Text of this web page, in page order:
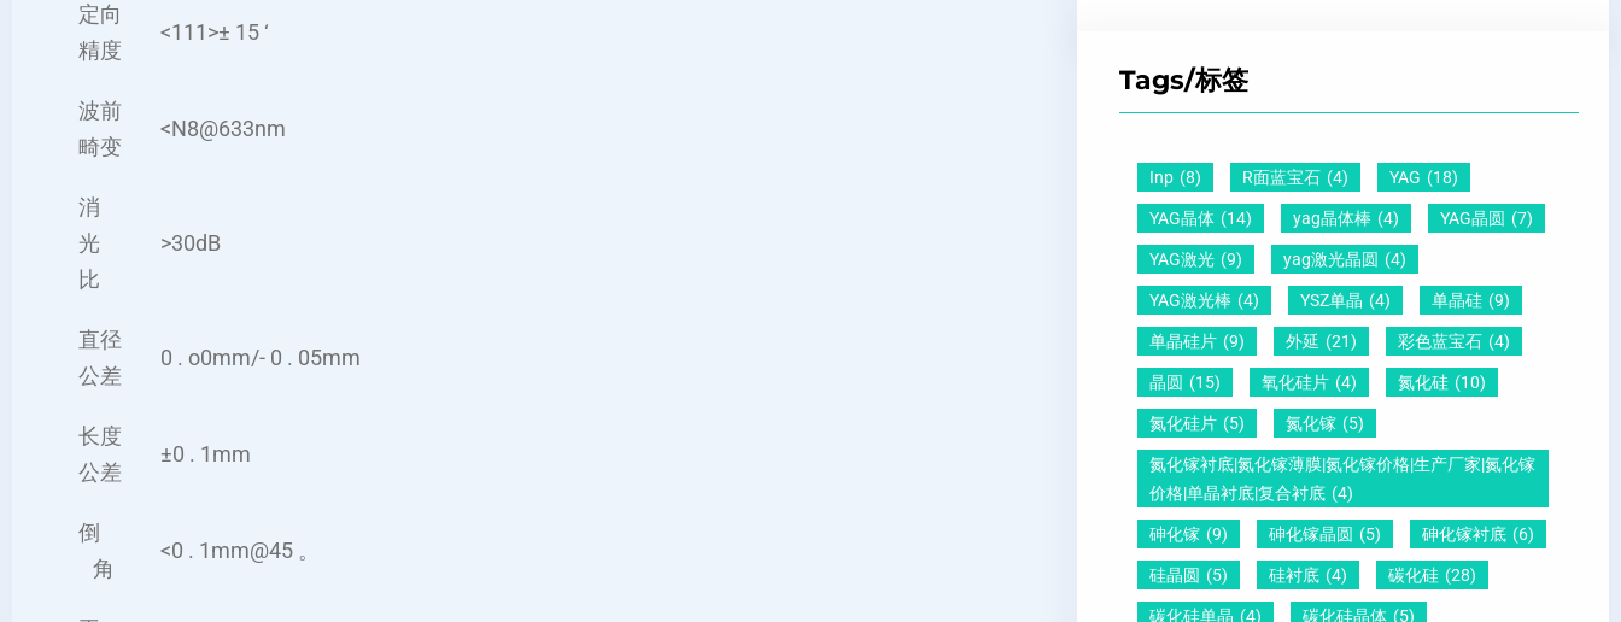
定向
精度
<111>± 15 ‘
波前
畸变
<N8@633nm
消
光
比
>30dB
直径
公差
0 . o0mm/- 0 . 05mm
长度
公差
±0 . 1mm
倒
角
<0 . 1mm@45 。
片
）
？
晶
向
1
1
0
怎
测
量
压
电
铅
圆
Tags/标签
Inp (8) R面蓝宝石 (4) YAG (18)
YAG晶体 (14) yag晶体棒 (4) YAG晶圆 (7)
YAG激光 (9) yag激光晶圆 (4)
YAG激光棒 (4) YSZ单晶 (4) 单晶硅 (9)
单晶硅片 (9) 外延 (21) 彩色蓝宝石 (4)
晶圆 (15) 氧化硅片 (4) 氮化硅 (10)
氮化硅片 (5) 氮化镓 (5)
氮化镓衬底|氮化镓薄膜|氮化镓价格|生产厂家|氮化镓
价格|单晶衬底|复合衬底 (4)
砷化镓 (9) 砷化镓晶圆 (5) 砷化镓衬底 (6)
硅晶圆 (5) 硅衬底 (4) 碳化硅 (28)
碳化硅单晶 (4) 碳化硅晶体 (5)